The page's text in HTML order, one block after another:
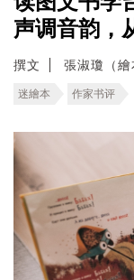
声调音韵，
撰文 張淑瓊（繪
迷繪本 作家书评